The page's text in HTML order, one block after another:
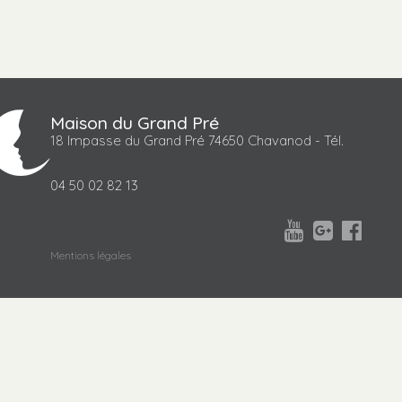
Maison du Grand Pré
18 Impasse du Grand Pré 74650 Chavanod - Tél.
04 50 02 82 13



Mentions légales